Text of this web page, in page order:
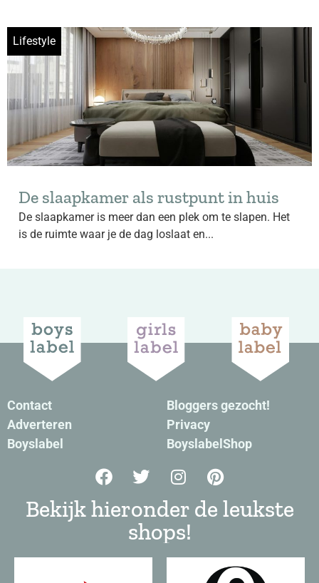
Lifestyle
De slaapkamer als rustpunt in huis
De slaapkamer is meer dan een plek om te slapen. Het
is de ruimte waar je de dag loslaat en...
Contact
Adverteren
Boyslabel
Bloggers gezocht!
Privacy
BoyslabelShop
Bekijk hieronder de leukste
shops!